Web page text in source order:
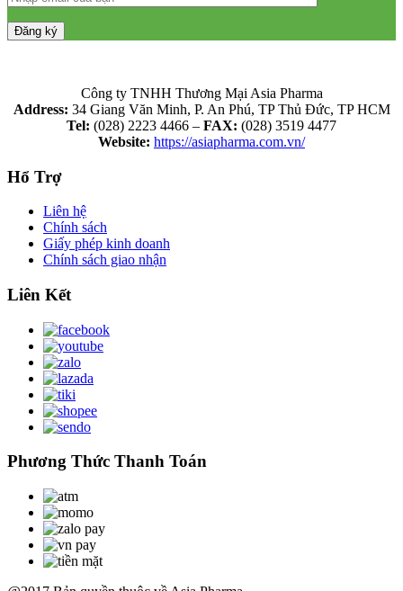
Công ty TNHH Thương Mại Asia Pharma
Address: 34 Giang Văn Minh, P. An Phú, TP Thủ Đức, TP HCM
Tel: (028) 2223 4466 – FAX: (028) 3519 4477
Website: https://asiapharma.com.vn/
Hổ Trợ
Liên hệ
Chính sách
Giấy phép kinh doanh
Chính sách giao nhận
Liên Kết
Phương Thức Thanh Toán